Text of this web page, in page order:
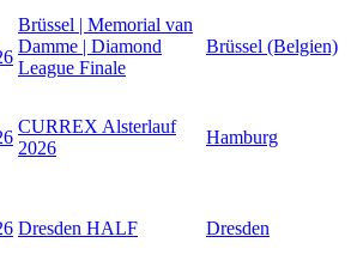
Brüssel | Memorial van
Damme | Diamond
League Finale
Brüssel (Belgien)
CURREX Alsterlauf
2026
Hamburg
Dresden HALF Dresden